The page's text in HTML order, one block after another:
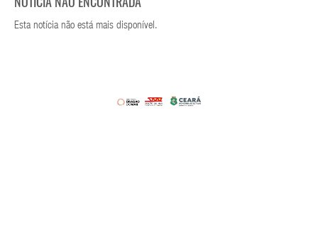
Esta notícia não está mais disponível.